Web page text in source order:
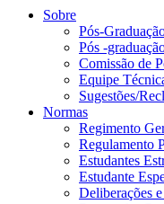
Sobre
Pós-
Pós -
Comissão de
Equipe
Sugestões/
Normas
Regimento
Regulamento
Estudantes
Estudante
Deliberações